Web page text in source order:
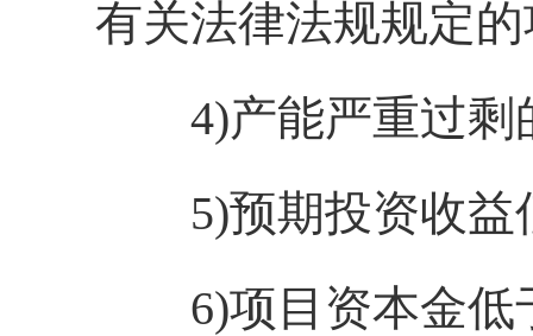
有关法律法规规定
4)产能严重过剩
5)预期投资收益
6)项目资本金低